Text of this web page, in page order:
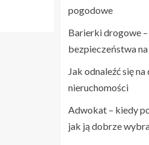
pogodowe
Barierki drogowe
bezpieczeństwa
Jak odnaleźć się
nieruchomości
Adwokat – kiedy
jak ją dobrze